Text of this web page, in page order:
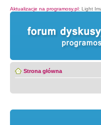
Aktualizacje na programosy.pl: Light
Strona główna